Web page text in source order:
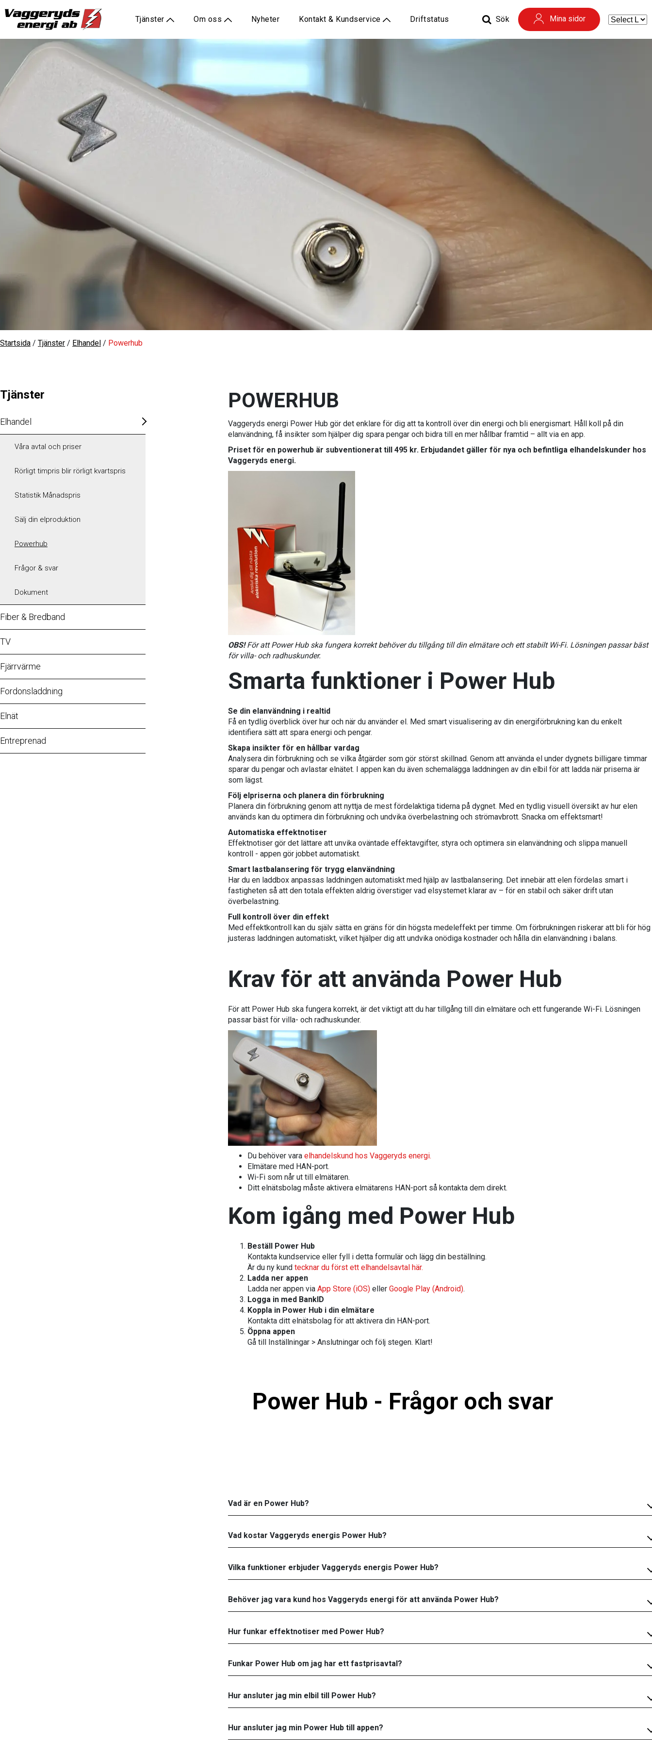
Tjänster Om oss Nyheter Kontakt & Kundservice Driftstatus Sök Mina sidor
Startsida / Tjänster / Elhandel / Powerhub
Tjänster
Elhandel
Våra avtal och priser
Rörligt timpris blir rörligt kvartspris
Statistik Månadspris
Sälj din elproduktion
Powerhub
Frågor & svar
Dokument
Fiber & Bredband
TV
Fjärrvärme
Fordonsladdning
Elnät
Entreprenad
POWERHUB
Vaggeryds energi Power Hub gör det enklare för dig att ta kontroll över din energi och bli energismart. Håll koll på din
elanvändning, få insikter som hjälper dig spara pengar och bidra till en mer hållbar framtid – allt via en app.
Priset för en powerhub är subventionerat till 495 kr. Erbjudandet gäller för nya och befintliga elhandelskunder hos
Vaggeryds energi.
OBS!För att Power Hub ska fungera korrekt behöver du tillgång till din elmätare och ett stabilt Wi-Fi. Lösningen passar bäst
för villa- och radhuskunder.
Smarta funktioner i Power Hub
Se din elanvändning i realtid
Få en tydlig överblick över hur och när du använder el. Med smart visualisering av din energiförbrukning kan du enkelt
identifiera sätt att spara energi och pengar.
Skapa insikter för en hållbar vardag
Analysera din förbrukning och se vilka åtgärder som gör störst skillnad. Genom att använda el under dygnets billigare timmar
sparar du pengar och avlastar elnätet. I appen kan du även schemalägga laddningen av din elbil för att ladda när priserna är
som lägst.
Följ elpriserna och planera din förbrukning
Planera din förbrukning genom att nyttja de mest fördelaktiga tiderna på dygnet. Med en tydlig visuell översikt av hur elen
används kan du optimera din förbrukning och undvika överbelastning och strömavbrott. Snacka om effektsmart!
Automatiska effektnotiser
Effektnotiser gör det lättare att unvika oväntade effektavgifter, styra och optimera sin elanvändning och slippa manuell
kontroll - appen gör jobbet automatiskt.
Smart lastbalansering för trygg elanvändning
Har du en laddbox anpassas laddningen automatiskt med hjälp av lastbalansering. Det innebär att elen fördelas smart i
fastigheten så att den totala effekten aldrig överstiger vad elsystemet klarar av – för en stabil och säker drift utan
överbelastning.
Full kontroll över din effekt
Med effektkontroll kan du själv sätta en gräns för din högsta medeleffekt per timme. Om förbrukningen riskerar att bli för hög
justeras laddningen automatiskt, vilket hjälper dig att undvika onödiga kostnader och hålla din elanvändning i balans.
Krav för att använda Power Hub
För att Power Hub ska fungera korrekt, är det viktigt att du har tillgång till din elmätare och ett fungerande Wi-Fi. Lösningen
passar bäst för villa- och radhuskunder.
Du behöver varaelhandelskund hos Vaggeryds energi.
Elmätare med HAN-port.
Wi-Fi som når ut till elmätaren.
Ditt elnätsbolag måste aktivera elmätarens HAN-port så kontakta dem direkt.
Kom igång med Power Hub
Beställ Power Hub
Kontakta kundservice eller fyll i detta formulär och lägg din beställning.
Är du ny kundtecknar du först ett elhandelsavtal här.
Ladda ner appen
Ladda ner appen viaApp Store (iOS) ellerGoogle Play (Android).
Logga in med BankID
Koppla in Power Hub i din elmätare
Kontakta ditt elnätsbolag för att aktivera din HAN-port.
Öppna appen
Gå till Inställningar > Anslutningar och följ stegen. Klart!
Power Hub - Frågor och svar
Vad är en Power Hub?
Vad kostar Vaggeryds energis Power Hub?
Vilka funktioner erbjuder Vaggeryds energis Power Hub?
Behöver jag vara kund hos Vaggeryds energi för att använda Power Hub?
Hur funkar effektnotiser med Power Hub?
Funkar Power Hub om jag har ett fastprisavtal?
Hur ansluter jag min elbil till Power Hub?
Hur ansluter jag min Power Hub till appen?